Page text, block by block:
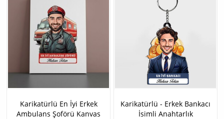
Karikatürlü En İyi Erkek
Ambulans Şoförü Kanvas
Karikatürlü - Erkek Bankacı
İsimli Anahtarlık